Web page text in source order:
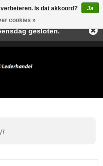
7
Is dat akkoord?
Ja
cookies »
zijn wij in juli en
gesloten.